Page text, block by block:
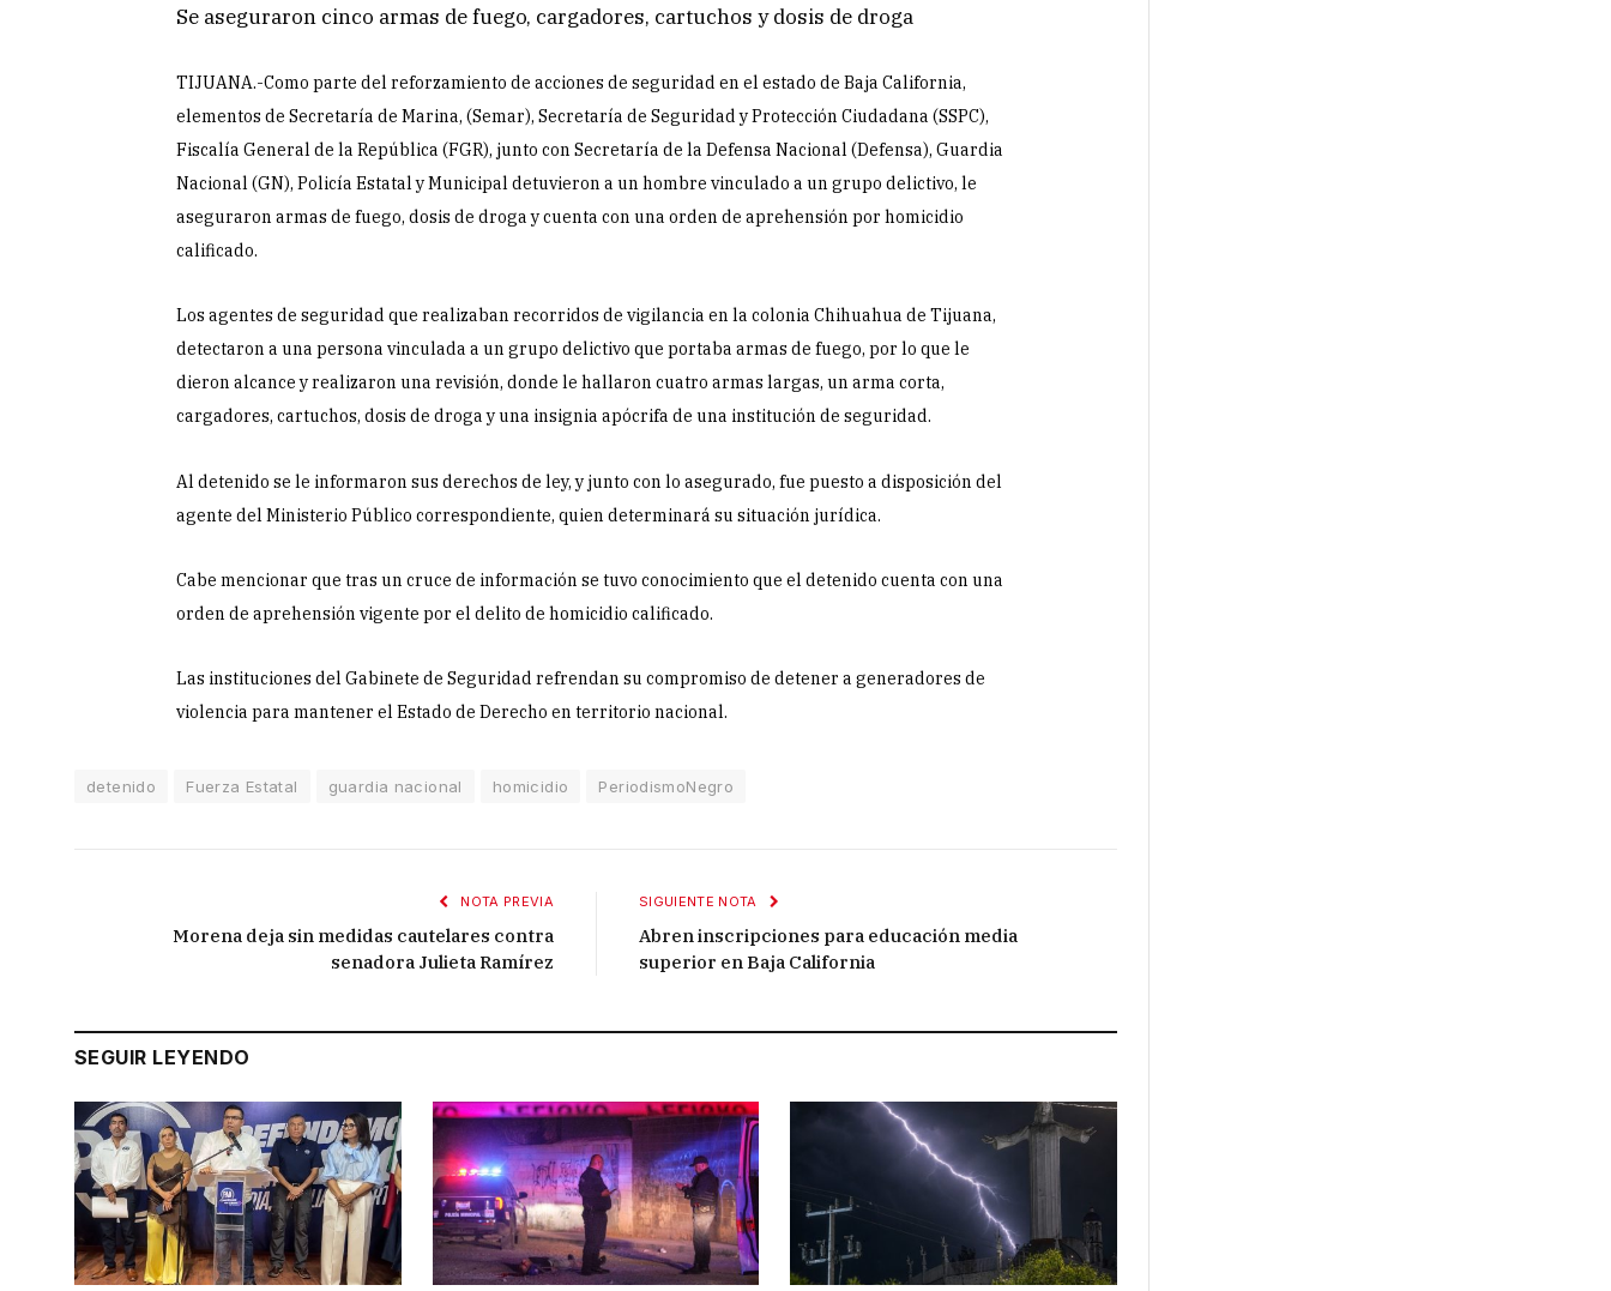
Se aseguraron cinco armas de fuego, cargadores, cartuchos y dosis de droga
TIJUANA.-Como parte del reforzamiento de acciones de seguridad en el estado de Baja California,
elementos de Secretaría de Marina, (Semar), Secretaría de Seguridad y Protección Ciudadana (SSPC),
Fiscalía General de la República (FGR), junto con Secretaría de la Defensa Nacional (Defensa), Guardia
Nacional (GN), Policía Estatal y Municipal detuvieron a un hombre vinculado a un grupo delictivo, le
aseguraron armas de fuego, dosis de droga y cuenta con una orden de aprehensión por homicidio
calificado.
Los agentes de seguridad que realizaban recorridos de vigilancia en la colonia Chihuahua de Tijuana,
detectaron a una persona vinculada a un grupo delictivo que portaba armas de fuego, por lo que le
dieron alcance y realizaron una revisión, donde le hallaron cuatro armas largas, un arma corta,
cargadores, cartuchos, dosis de droga y una insignia apócrifa de una institución de seguridad.
Al detenido se le informaron sus derechos de ley, y junto con lo asegurado, fue puesto a disposición del
agente del Ministerio Público correspondiente, quien determinará su situación jurídica.
Cabe mencionar que tras un cruce de información se tuvo conocimiento que el detenido cuenta con una
orden de aprehensión vigente por el delito de homicidio calificado.
Las instituciones del Gabinete de Seguridad refrendan su compromiso de detener a generadores de
violencia para mantener el Estado de Derecho en territorio nacional.
detenido Fuerza Estatal guardia nacional homicidio PeriodismoNegro
NOTA PREVIA
Morena deja sin medidas cautelares contra
senadora Julieta Ramírez
SIGUIENTE NOTA
Abren inscripciones para educación media
superior en Baja California
SEGUIR LEYENDO